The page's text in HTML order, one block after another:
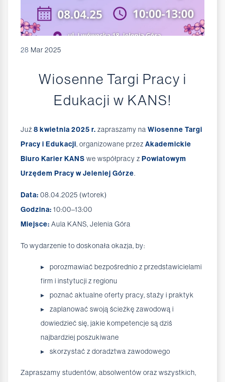
28 Mar 2025
Wiosenne Targi Pracy i
Edukacji w KANS!
Już 8 kwietnia 2025 r. zapraszamy na Wiosenne Targi
Pracy i Edukacji, organizowane przez Akademickie
Biuro Karier KANS we współpracy z Powiatowym
Urzędem Pracy w Jeleniej Górze.
Data: 08.04.2025 (wtorek)
Godzina: 10:00–13:00
Miejsce: Aula KANS, Jelenia Góra
To wydarzenie to doskonała okazja, by:
porozmawiać bezpośrednio z przedstawicielami
firm i instytucji z regionu
poznać aktualne oferty pracy, staży i praktyk
zaplanować swoją ścieżkę zawodową i
dowiedzieć się, jakie kompetencje są dziś
najbardziej poszukiwane
skorzystać z doradztwa zawodowego
Zapraszamy studentów, absolwentów oraz wszystkich,